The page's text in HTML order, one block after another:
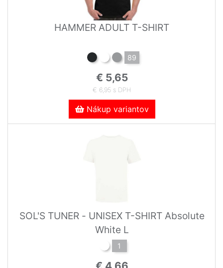
HAMMER ADULT T-SHIRT
89
€ 5,65
€ 6,95 s DPH
Nákup variantov
SOL'S TUNER - UNISEX T-SHIRT Absolute
White L
1